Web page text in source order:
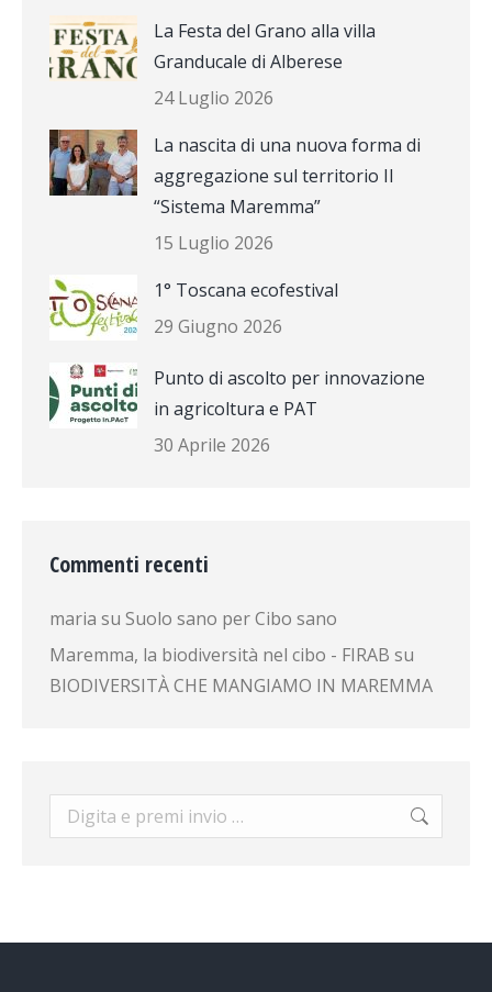
La Festa del Grano alla villa
Granducale di Alberese
24 Luglio 2026
La nascita di una nuova forma di
aggregazione sul territorio Il
“Sistema Maremma”
15 Luglio 2026
1° Toscana ecofestival
29 Giugno 2026
Punto di ascolto per innovazione
in agricoltura e PAT
30 Aprile 2026
Commenti recenti
maria su Suolo sano per Cibo sano
Maremma, la biodiversità nel cibo - FIRAB su
BIODIVERSITÀ CHE MANGIAMO IN MAREMMA
Cerca: